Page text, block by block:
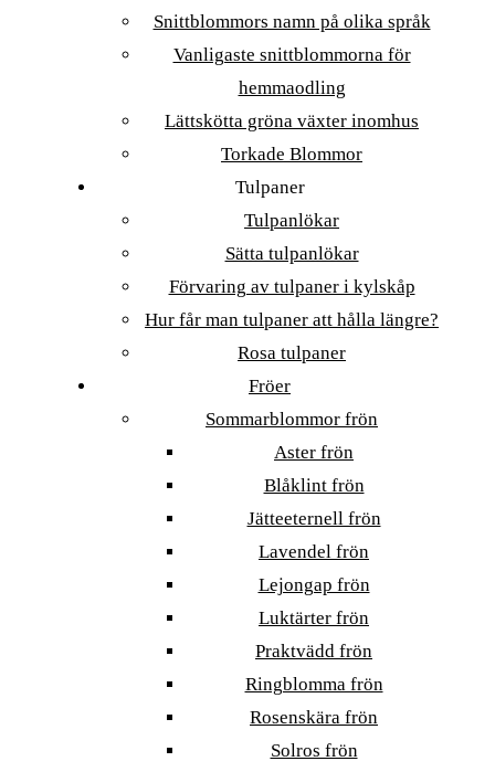
Snittblommors namn på olika språk
Vanligaste snittblommorna för
hemmaodling
Lättskötta gröna växter inomhus
Torkade Blommor
Tulpaner
Tulpanlökar
Sätta tulpanlökar
Förvaring av tulpaner i kylskåp
Hur får man tulpaner att hålla längre?
Rosa tulpaner
Fröer
Sommarblommor frön
Aster frön
Blåklint frön
Jätteeternell frön
Lavendel frön
Lejongap frön
Luktärter frön
Praktvädd frön
Ringblomma frön
Rosenskära frön
Solros frön